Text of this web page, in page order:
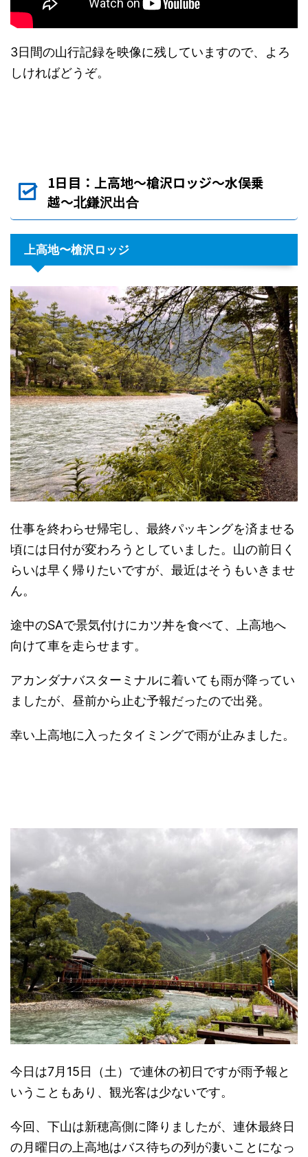
3日間の山行記録を映像に残していますので、よろ
しければどうぞ。
1日目：上高地〜槍沢ロッジ〜水俣乗
越〜北鎌沢出合
上高地〜槍沢ロッジ
仕事を終わらせ帰宅し、最終パッキングを済ませる
頃には日付が変わろうとしていました。山の前日く
らいは早く帰りたいですが、最近はそうもいきませ
ん。
途中のSAで景気付けにカツ丼を食べて、上高地へ
向けて車を走らせます。
アカンダナバスターミナルに着いても雨が降ってい
ましたが、昼前から止む予報だったので出発。
幸い上高地に入ったタイミングで雨が止みました。
今日は7月15日（土）で連休の初日ですが雨予報と
いうこともあり、観光客は少ないです。
今回、下山は新穂高側に降りましたが、連休最終日
の月曜日の上高地はバス待ちの列が凄いことになっ